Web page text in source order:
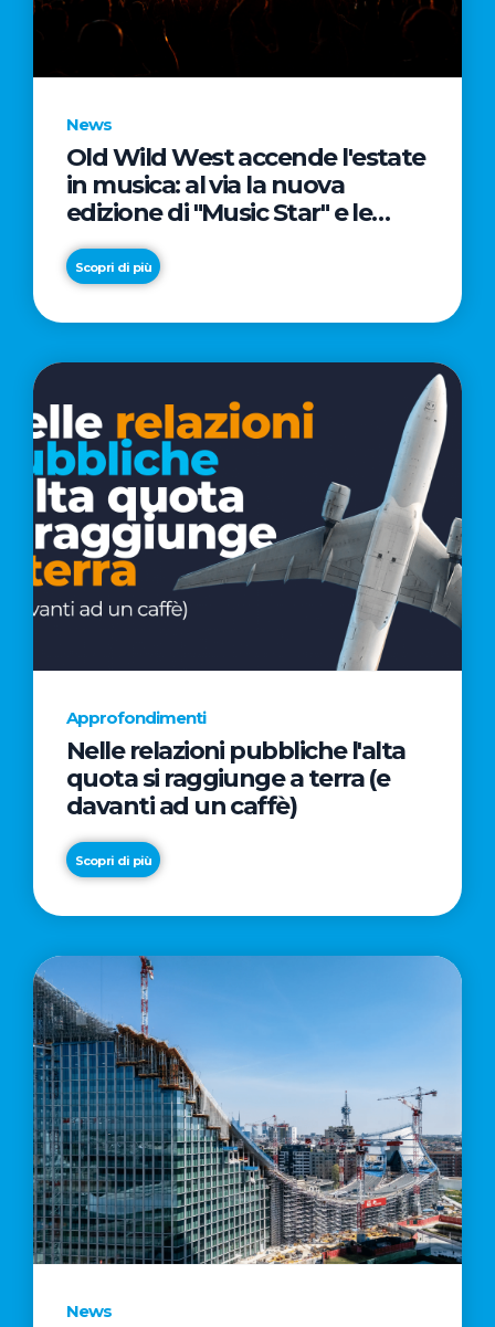
News
Old Wild West accende l'estate
in musica: al via la nuova
edizione di "Music Star" e le
prestigiose partnership con
Radio Italia e Live Nation
Scopri di più
Approfondimenti
Nelle relazioni pubbliche l'alta
quota si raggiunge a terra (e
davanti ad un caffè)
Scopri di più
News